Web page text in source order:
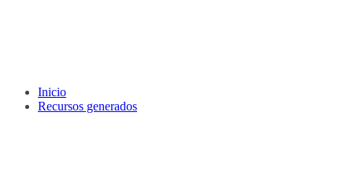
Inicio
Recursos generados